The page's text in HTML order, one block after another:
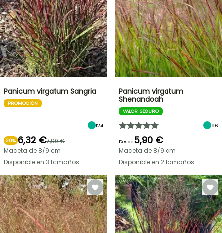
OFERTA
RELÁMPAGO
¡HASTA
UN
30
Panicum virgatum Sangria
PROMOCIÓN
124
20% 6,32 €7,90 €
Maceta de 8/9 cm
Disponible en 3 tamaños
Panicum virgatum
Shenandoah
VALOR SEGURO
96
Desde5,90 €
Maceta de 8/9 cm
Disponible en 2 tamaños